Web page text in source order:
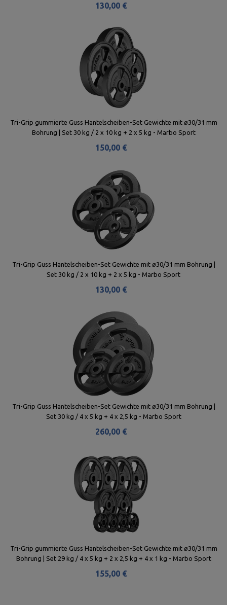
130,00 €
Tri-Grip gummierte Guss Hantelscheiben-Set Gewichte mit ø30/31 mm
Bohrung | Set 30 kg / 2 x 10 kg + 2 x 5 kg - Marbo Sport
150,00 €
Tri-Grip Guss Hantelscheiben-Set Gewichte mit ø30/31 mm Bohrung |
Set 30 kg / 2 x 10 kg + 2 x 5 kg - Marbo Sport
130,00 €
Tri-Grip Guss Hantelscheiben-Set Gewichte mit ø30/31 mm Bohrung |
Set 30 kg / 4 x 5 kg + 4 x 2,5 kg - Marbo Sport
260,00 €
Tri-Grip gummierte Guss Hantelscheiben-Set Gewichte mit ø30/31 mm
Bohrung | Set 29 kg / 4 x 5 kg + 2 x 2,5 kg + 4 x 1 kg - Marbo Sport
155,00 €